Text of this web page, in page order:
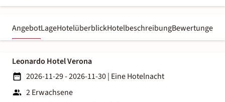
AngebotLageHotelüberblickHotelbeschreibungBewertungen
Leonardo Hotel Verona
2026-11-29 - 2026-11-30| Eine Hotelnacht
2 Erwachsene